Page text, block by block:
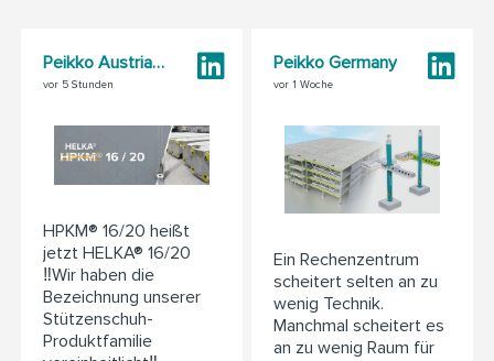
Peikko Austria GmbH
vor 5 Stunden
HPKM® 16/20 heißt
jetzt HELKA® 16/20
‼️Wir haben die
Bezeichnung unserer
Stützenschuh-
Produktfamilie
Peikko Germany
vor 1 Woche
Ein Rechenzentrum
scheitert selten an zu
wenig Technik.
Manchmal scheitert es
an zu wenig Raum für